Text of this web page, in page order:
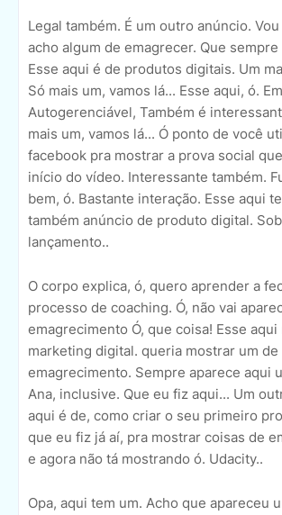
Legal também. É um outro anúncio.
acho algum de emagrecer. Que
Esse aqui é de produtos digitais. Um
Só mais um, vamos lá... Esse aqui, ó.
Autogerenciável, Também é
mais um, vamos lá... Ó ponto de você
facebook pra mostrar a prova social
início do vídeo. Interessante também.
bem, ó. Bastante interação. Esse aqui
também anúncio de produto digital.
lançamento..
O corpo explica, ó, quero aprender a
processo de coaching. Ó, não vai
emagrecimento Ó, que coisa! Esse aqui
marketing digital. queria mostrar um de
emagrecimento. Sempre aparece aqui
Ana, inclusive. Que eu fiz aqui... Um
aqui é de, como criar o seu primeiro
que eu fiz já aí, pra mostrar coisas de
e agora não tá mostrando ó. Udacity..
Opa, aqui tem um. Acho que apareceu